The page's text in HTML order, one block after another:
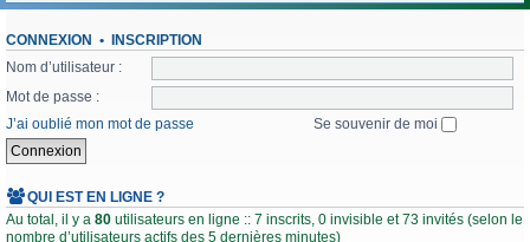
CONNEXION • INSCRIPTION
Nom d’utilisateur :
Mot de passe :
J’ai oublié mon mot de passe
Se souvenir de moi
QUI EST EN LIGNE ?
Au total, il y a 80 utilisateurs en ligne :: 7 inscrits, 0 invisible et 73 invités (selon le
nombre d’utilisateurs actifs des 5 dernières minutes)